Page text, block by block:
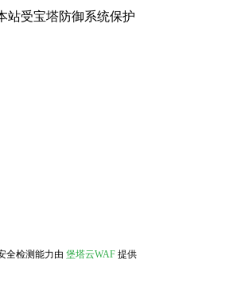
站受宝塔防御系统保护
全检测能力由 堡塔云WAF 提供